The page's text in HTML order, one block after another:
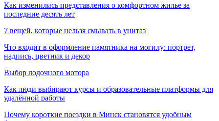
Как изменились представления о комфортном жилье за
последние десять лет
7 вещей, которые нельзя смывать в унитаз
Что входит в оформление памятника на могилу: портрет,
надпись, цветник и декор
Выбор лодочного мотора
Как люди выбирают курсы и образовательные платформы для
удалённой работы
Почему короткие поездки в Минск становятся удобным